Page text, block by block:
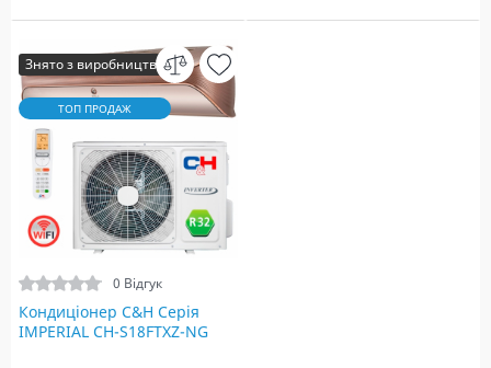
Знято з виробництва
ТОП ПРОДАЖ
0 Відгук
Кондиціонер C&H Серія
IMPERIAL CH-S18FTXZ-NG